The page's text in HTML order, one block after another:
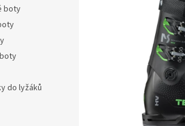
boty
do lyžáků